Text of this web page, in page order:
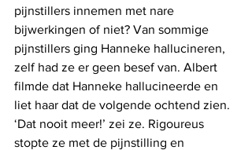
pijnstillers innemen met nare
bijwerkingen of niet? Van sommige
pijnstillers ging Hanneke hallucineren,
zelf had ze er geen besef van. Albert
filmde dat Hanneke hallucineerde en
liet haar dat de volgende ochtend zien.
‘Dat nooit meer!’ zei ze. Rigoureus
stopte ze met de pijnstilling en